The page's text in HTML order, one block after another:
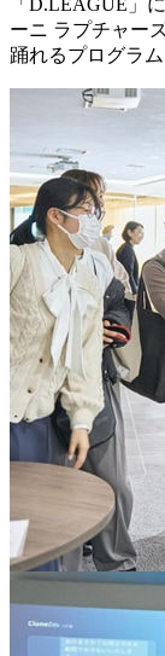
「D.LEAGUE」
ーニ ラプチャー
踊れるプログラ